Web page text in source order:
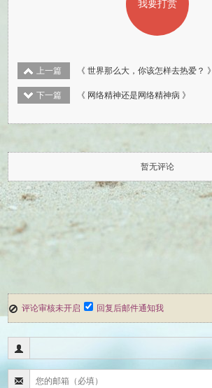
我要打赏
上一篇 《 世界那么大，你该怎样去热爱？ 》
下一篇 《 网络精神还是网络精神病 》
暂无评论
评论审核未开启 回复后邮件通知我